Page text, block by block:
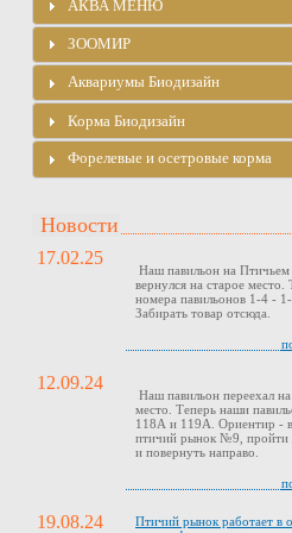
АКВА МЕНЮ
ЗООМИР
Аквариумы Биодизайн
Корма Биодизайн
Форелевые и осетровые корма
Новости
17.02.25
Наш павильон на Птичьем
вернулся на старое место.
номера павильонов 1-4 - 1-
Забирать товар отсюда.
12.09.24
Наш павильон переехал
место. Теперь наши
118А и 119А. Ориентир -
птичий рынок №9, пройти
и повернуть направо.
19.08.24
Птичий рынок работает в